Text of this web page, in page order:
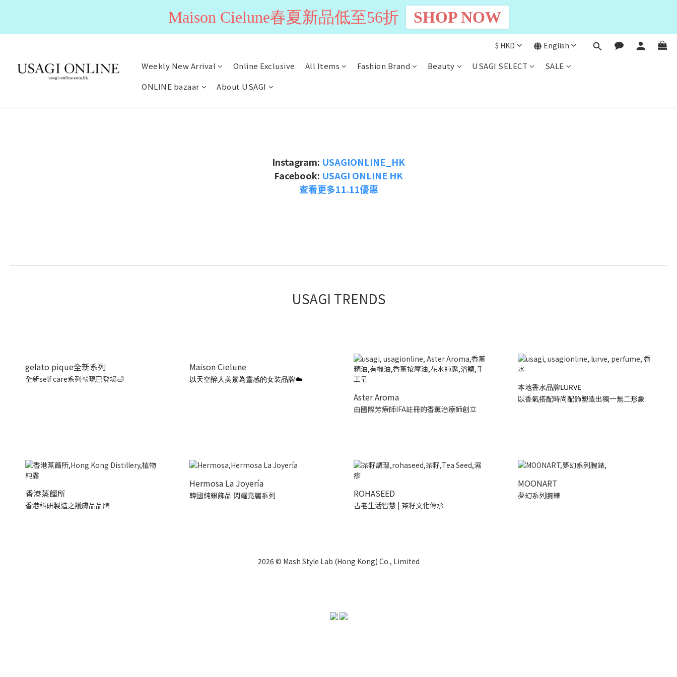
Weekly New Arrival Online Exclusive All Items Fashion Brand Beauty USAGI SELECT
SALE
ONLINE bazaar
About USAGI
$ HKD English
Instagram: USAGIONLINE_HK
Facebook: USAGI ONLINE HK
查看更多11.11優惠
USAGI TRENDS
gelato pique全新系列
全新self care系列🫧現已登場🛁
Maison Cielune
以天空醉人美景為靈感的女裝品牌☁️
Aster Aroma
由國際芳療師IFA註冊的香薰治療師創立
本地香水品牌LURVE
以香氣搭配時尚配飾塑造出獨一無二形象
香港蒸餾所
香港科研製造之護膚品品牌
Hermosa La Joyería
韓國純銀飾品 閃耀亮麗系列 ROHASEED
古老生活智慧 | 茶籽文化傳承
MOONART
夢幻系列腕錶
2026 © Mash Style Lab (Hong Kong) Co., Limited
Maison Cielune春夏新品低至56折 SHOP NOW